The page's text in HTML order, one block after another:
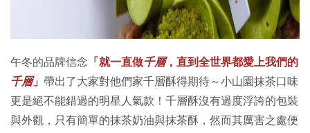
午冬的品牌信念 「就一直做千層，直到全世界都愛上我們的
千層」 帶出了大家對他們家千層酥得期待～小山園抹茶口味
更是絕不能錯過的明星人氣款！千層酥沒有過度浮誇的包裝
與外觀，只有簡單的抹茶奶油與抹茶酥，然而其厲害之處便